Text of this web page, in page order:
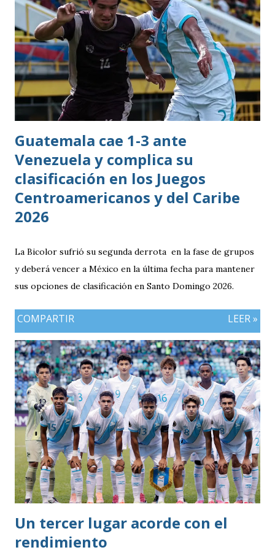
Guatemala cae 1-3 ante
Venezuela y complica su
clasificación en los Juegos
Centroamericanos y del Caribe
2026
La Bicolor sufrió su segunda derrota en la fase de grupos
y deberá vencer a México en la última fecha para mantener
sus opciones de clasificación en Santo Domingo 2026.
COMPARTIR LEER »
Un tercer lugar acorde con el
rendimiento